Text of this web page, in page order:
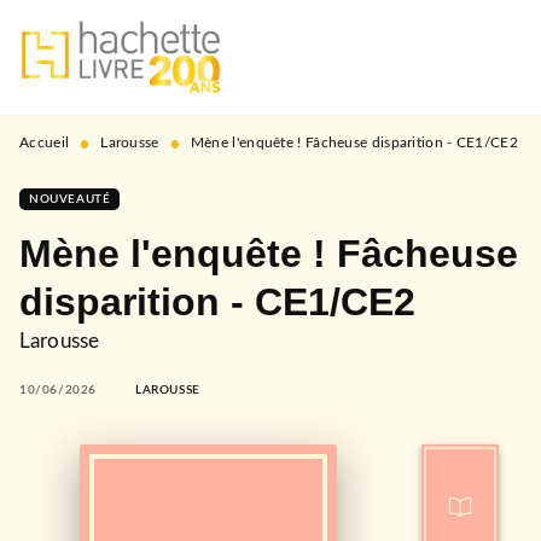
MENU RECHERCHE
PIED DE PAGE
Accueil • Larousse • Mène l'enquête ! Fâcheuse disparition - CE1/CE2
NOUVEAUTÉ
Mène l'enquête ! Fâcheuse
disparition - CE1/CE2
Larousse
10/06/2026 LAROUSSE